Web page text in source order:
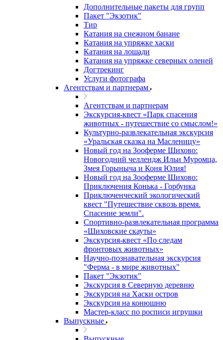
Дополнительные пакеты для групп
Пакет "Экзотик"
Тир
Катания на снежном банане
Катания на упряжке хаски
Катания на лошади
Катания на упряжке северных оленей
Догтрекинг
Услуги фотографа
Агентствам и партнерам
Агентствам и партнерам
Экскурсия-квест «Парк спасения
животных - путешествие со смыслом!»
Культурно-развлекательная экскурсия
«Уральская сказка на Масленицу»
Новый год на Зооферме Шихово:
Новогодний челлендж Ильи Муромца,
Змея Горыныча и Коня Юлия!
Новый год на Зооферме Шихово:
Приключения Конька - Горбунка
Приключенческий экологический
квест "Путешествие сквозь время.
Спасение земли".
Спортивно-развлекательная программа
«Шиховские скауты»
Экскурсия-квест «По следам
фронтовых животных»
Научно-познавательная экскурсия
"Ферма - в мире животных"
Пакет "Экзотик"
Экскурсия в Северную деревню
Экскурсия на Хаски остров
Экскурсия на конюшню
Мастер-класс по росписи игрушки
Выпускные